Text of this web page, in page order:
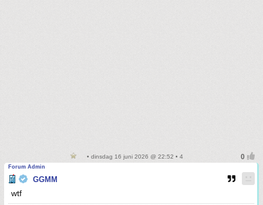
• dinsdag 16 juni 2026 @ 22:52 • 4
Forum Admin
GGMM
wtf